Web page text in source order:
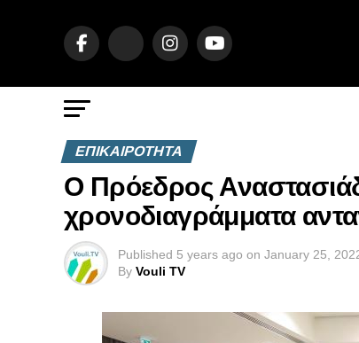
ΕΠΙΚΑΙΡΟΤΗΤΑ
Ο Πρόεδρος
χρονοδιαγράμματα
Published 5 years ago on January 25,
By Vouli TV